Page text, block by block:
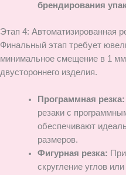
брендирования
Этап 4: Автоматизированная
Финальный этап требует
минимальное смещение в 1
двустороннего изделия.
Программная резка:
резаки с
обеспечивают
размеров.
Фигурная резка:
скругление углов